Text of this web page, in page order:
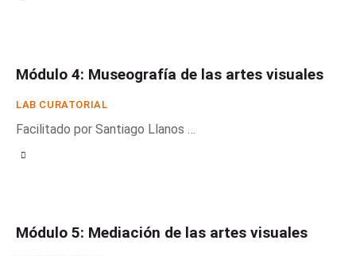
Módulo 4: Museografía de las artes visuales
LAB CURATORIAL
Facilitado por Santiago Llanos …
Módulo 5: Mediación de las artes visuales